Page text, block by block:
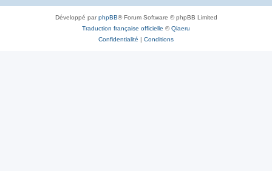
Développé parphpBB® Forum Software © phpBB Limited
Traduction française officielle ©Qiaeru
Confidentialité | Conditions